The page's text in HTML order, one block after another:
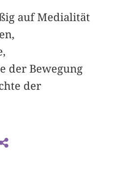
auf Medialität
der Bewegung
der